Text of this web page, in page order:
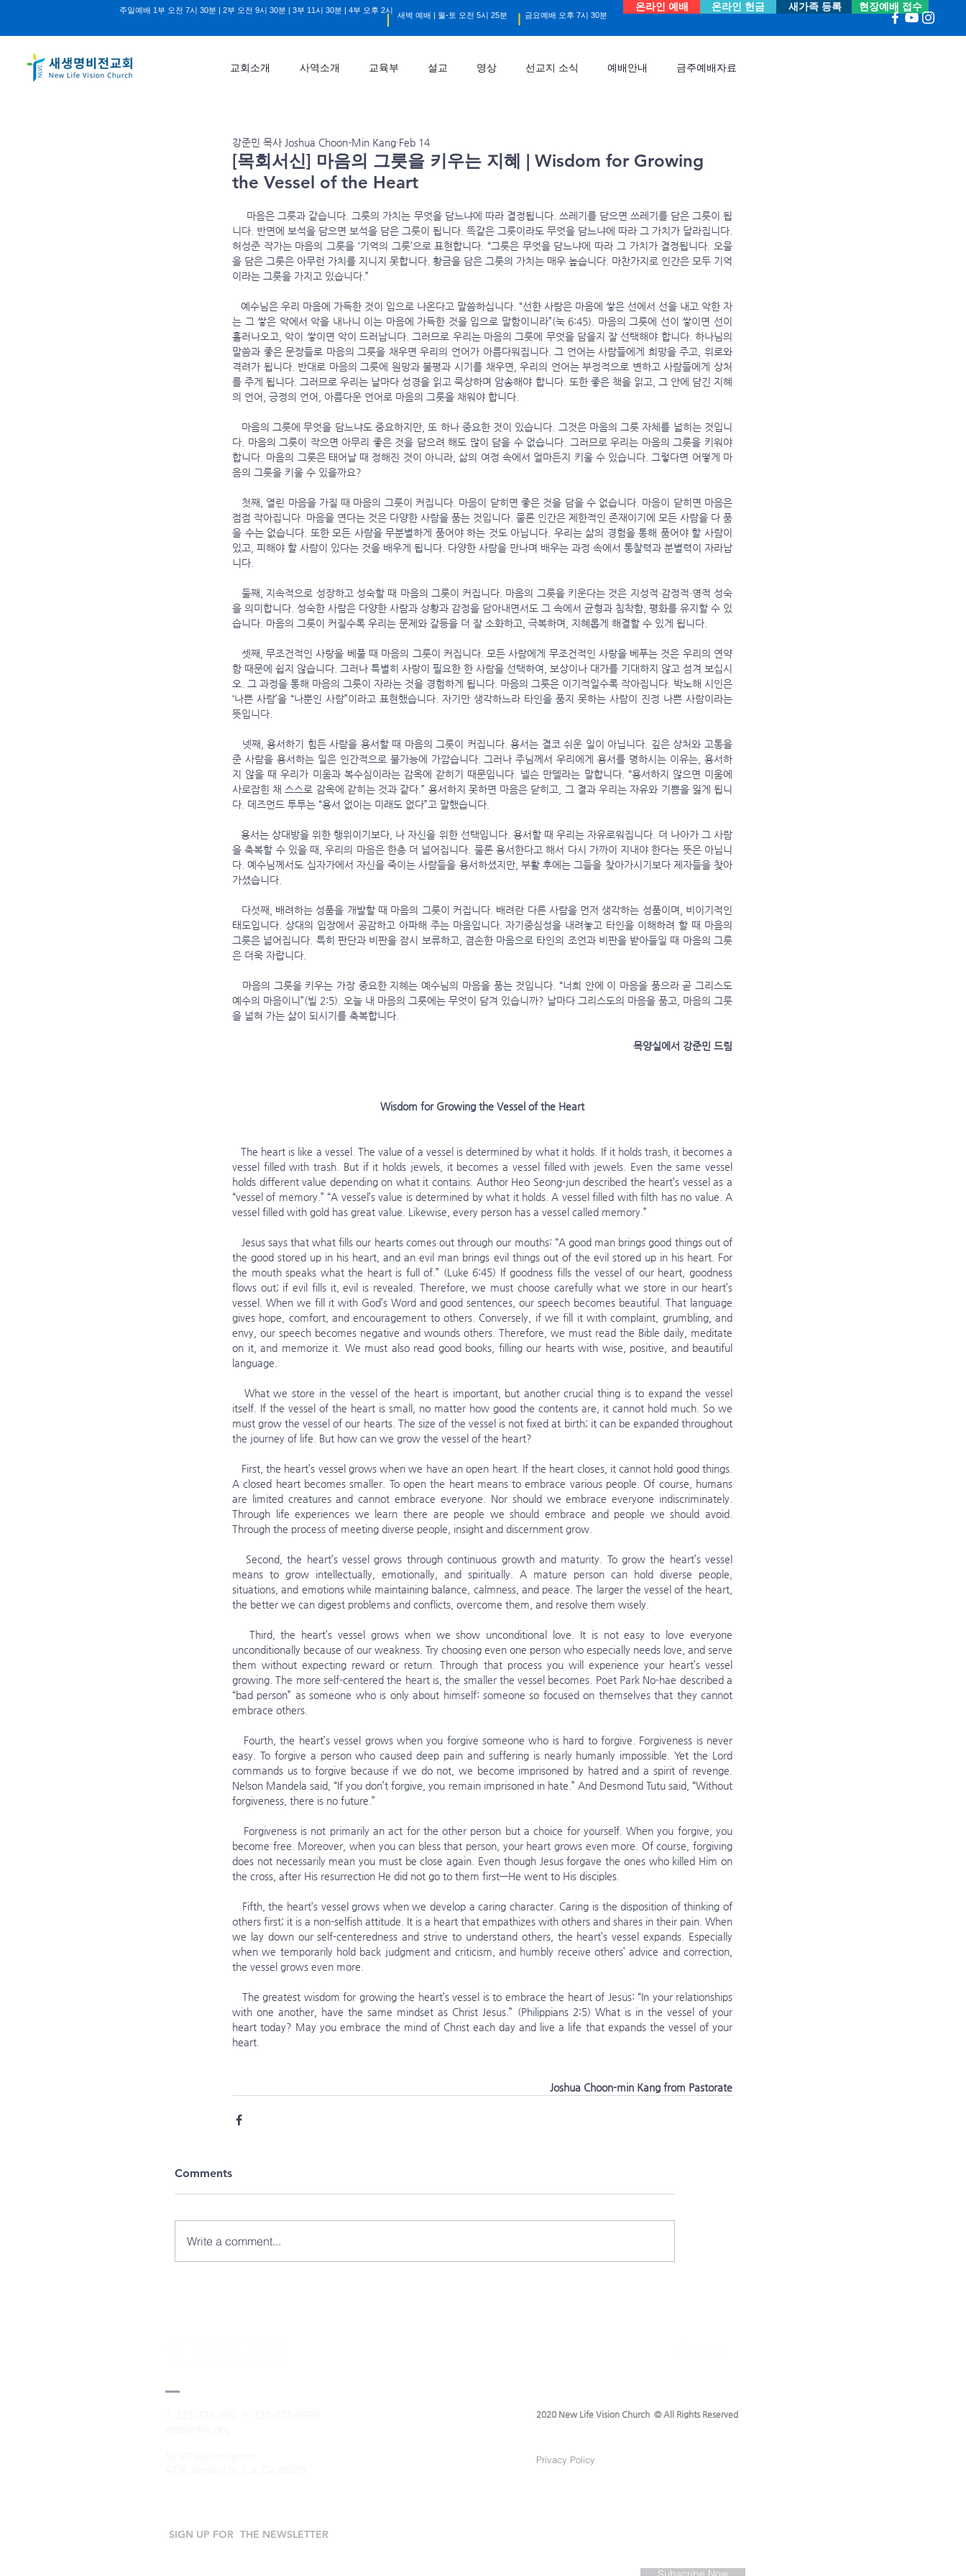
교회소개 사역소개 교육부 설교 영상 선교지 소식 예배안내 금주예배자료
주일예배 1부 오전 7시 30분 | 2부 오전 9시 30분 | 3부 11시 30분 | 4부 오후 2시
새벽 예배 | 월-토 오전 5시 25분 금요예배 오후 7시 30분
온라인 헌금 새가족 등록 현장예배 접수
온라인 예배
[목회서신] 마음의 그릇을 키우는 지혜 | Wisdom for Growing
the Vessel of the Heart
강준민 목사 Joshua Choon-Min Kang Feb 14
마음은 그릇과 같습니다. 그릇의 가치는 무엇을 담느냐에 따라 결정됩니다. 쓰레기를 담으면 쓰레기를 담은 그릇이 됩
니다. 반면에 보석을 담으면 보석을 담은 그릇이 됩니다. 똑같은 그릇이라도 무엇을 담느냐에 따라 그 가치가 달라집니다.
허성준 작가는 마음의 그릇을 ‘기억의 그릇’으로 표현합니다. “그릇은 무엇을 담느냐에 따라 그 가치가 결정됩니다. 오물
을 담은 그릇은 아무런 가치를 지니지 못합니다. 황금을 담은 그릇의 가치는 매우 높습니다. 마찬가지로 인간은 모두 기억
이라는 그릇을 가지고 있습니다.”
는 그 쌓은 악에서 악을 내나니 이는 마음에 가득한 것을 입으로 말함이니라”(눅 6:45). 마음의 그릇에 선이 쌓이면 선이
흘러나오고, 악이 쌓이면 악이 드러납니다. 그러므로 우리는 마음의 그릇에 무엇을 담을지 잘 선택해야 합니다. 하나님의
말씀과 좋은 문장들로 마음의 그릇을 채우면 우리의 언어가 아름다워집니다. 그 언어는 사람들에게 희망을 주고, 위로와
격려가 됩니다. 반대로 마음의 그릇에 원망과 불평과 시기를 채우면, 우리의 언어는 부정적으로 변하고 사람들에게 상처
를 주게 됩니다. 그러므로 우리는 날마다 성경을 읽고 묵상하며 암송해야 합니다. 또한 좋은 책을 읽고, 그 안에 담긴 지혜
의 언어, 긍정의 언어, 아름다운 언어로 마음의 그릇을 채워야 합니다.
다. 마음의 그릇이 작으면 아무리 좋은 것을 담으려 해도 많이 담을 수 없습니다. 그러므로 우리는 마음의 그릇을 키워야
합니다. 마음의 그릇은 태어날 때 정해진 것이 아니라, 삶의 여정 속에서 얼마든지 키울 수 있습니다. 그렇다면 어떻게 마
음의 그릇을 키울 수 있을까요?
점점 작아집니다. 마음을 연다는 것은 다양한 사람을 품는 것입니다. 물론 인간은 제한적인 존재이기에 모든 사람을 다 품
을 수는 없습니다. 또한 모든 사람을 무분별하게 품어야 하는 것도 아닙니다. 우리는 삶의 경험을 통해 품어야 할 사람이
있고, 피해야 할 사람이 있다는 것을 배우게 됩니다. 다양한 사람을 만나며 배우는 과정 속에서 통찰력과 분별력이 자라납
니다.
을 의미합니다. 성숙한 사람은 다양한 사람과 상황과 감정을 담아내면서도 그 속에서 균형과 침착함, 평화를 유지할 수 있
습니다. 마음의 그릇이 커질수록 우리는 문제와 갈등을 더 잘 소화하고, 극복하며, 지혜롭게 해결할 수 있게 됩니다.
함 때문에 쉽지 않습니다. 그러나 특별히 사랑이 필요한 한 사람을 선택하여, 보상이나 대가를 기대하지 않고 섬겨 보십시
오. 그 과정을 통해 마음의 그릇이 자라는 것을 경험하게 됩니다. 마음의 그릇은 이기적일수록 작아집니다. 박노해 시인은
‘나쁜 사람’을 “나뿐인 사람”이라고 표현했습니다. 자기만 생각하느라 타인을 품지 못하는 사람이 진정 나쁜 사람이라는
뜻입니다.
준 사람을 용서하는 일은 인간적으로 불가능에 가깝습니다. 그러나 주님께서 우리에게 용서를 명하시는 이유는, 용서하
지 않을 때 우리가 미움과 복수심이라는 감옥에 갇히기 때문입니다. 넬슨 만델라는 말합니다. “용서하지 않으면 미움에
사로잡힌 채 스스로 감옥에 갇히는 것과 같다.” 용서하지 못하면 마음은 닫히고, 그 결과 우리는 자유와 기쁨을 잃게 됩니
다. 데즈먼드 투투는 “용서 없이는 미래도 없다”고 말했습니다.
   용서는 상대방을 위한 행위이기보다, 나 자신을 위한 선택입니다. 용서할 때 우리는 자유로워집니다. 더 나아가 그 사람
을 축복할 수 있을 때, 우리의 마음은 한층 더 넓어집니다. 물론 용서한다고 해서 다시 가까이 지내야 한다는 뜻은 아닙니
다. 예수님께서도 십자가에서 자신을 죽이는 사람들을 용서하셨지만, 부활 후에는 그들을 찾아가시기보다 제자들을 찾아
가셨습니다.
태도입니다. 상대의 입장에서 공감하고 아파해 주는 마음입니다. 자기중심성을 내려놓고 타인을 이해하려 할 때 마음의
그릇은 넓어집니다. 특히 판단과 비판을 잠시 보류하고, 겸손한 마음으로 타인의 조언과 비판을 받아들일 때 마음의 그릇
은 더욱 자랍니다.
예수의 마음이니”(빌 2:5). 오늘 내 마음의 그릇에는 무엇이 담겨 있습니까? 날마다 그리스도의 마음을 품고, 마음의 그릇
을 넓혀 가는 삶이 되시기를 축복합니다.
목양실에서 강준민 드림
Wisdom for Growing the Vessel of the Heart
The heart is like a vessel. The value of a vessel is determined by what it holds. If it holds trash, it becomes a
vessel filled with trash. But if it holds jewels, it becomes a vessel filled with jewels. Even the same vessel
holds different value depending on what it contains. Author Heo Seong-jun described the heart’s vessel as a
“vessel of memory.” “A vessel’s value is determined by what it holds. A vessel filled with filth has no value. A
vessel filled with gold has great value. Likewise, every person has a vessel called memory.”
the good stored up in his heart, and an evil man brings evil things out of the evil stored up in his heart. For
the mouth speaks what the heart is full of.” (Luke 6:45) If goodness fills the vessel of our heart, goodness
flows out; if evil fills it, evil is revealed. Therefore, we must choose carefully what we store in our heart’s
vessel. When we fill it with God’s Word and good sentences, our speech becomes beautiful. That language
gives hope, comfort, and encouragement to others. Conversely, if we fill it with complaint, grumbling, and
envy, our speech becomes negative and wounds others. Therefore, we must read the Bible daily, meditate
on it, and memorize it. We must also read good books, filling our hearts with wise, positive, and beautiful
language.
itself. If the vessel of the heart is small, no matter how good the contents are, it cannot hold much. So we
must grow the vessel of our hearts. The size of the vessel is not fixed at birth; it can be expanded throughout
the journey of life. But how can we grow the vessel of the heart?
A closed heart becomes smaller. To open the heart means to embrace various people. Of course, humans
are limited creatures and cannot embrace everyone. Nor should we embrace everyone indiscriminately.
Through life experiences we learn there are people we should embrace and people we should avoid.
Through the process of meeting diverse people, insight and discernment grow.
means to grow intellectually, emotionally, and spiritually. A mature person can hold diverse people,
situations, and emotions while maintaining balance, calmness, and peace. The larger the vessel of the heart,
the better we can digest problems and conflicts, overcome them, and resolve them wisely.
unconditionally because of our weakness. Try choosing even one person who especially needs love, and serve
them without expecting reward or return. Through that process you will experience your heart’s vessel
growing. The more self-centered the heart is, the smaller the vessel becomes. Poet Park No-hae described a
“bad person” as someone who is only about himself: someone so focused on themselves that they cannot
embrace others.
easy. To forgive a person who caused deep pain and suffering is nearly humanly impossible. Yet the Lord
commands us to forgive because if we do not, we become imprisoned by hatred and a spirit of revenge.
Nelson Mandela said, “If you don’t forgive, you remain imprisoned in hate.” And Desmond Tutu said, “Without
forgiveness, there is no future.”
become free. Moreover, when you can bless that person, your heart grows even more. Of course, forgiving
does not necessarily mean you must be close again. Even though Jesus forgave the ones who killed Him on
the cross, after His resurrection He did not go to them first—He went to His disciples.
others first; it is a non-selfish attitude. It is a heart that empathizes with others and shares in their pain. When
we lay down our self-centeredness and strive to understand others, the heart’s vessel expands. Especially
when we temporarily hold back judgment and criticism, and humbly receive others’ advice and correction,
the vessel grows even more.
with one another, have the same mindset as Christ Jesus.” (Philippians 2:5) What is in the vessel of your
heart today? May you embrace the mind of Christ each day and live a life that expands the vessel of your
heart.
Joshua Choon-min Kang from Pastorate
Comments
Write a comment...
2020 New Life Vision Church © All Rights Reserved
Privacy Policy
SIGN UP FOR THE NEWSLETTER